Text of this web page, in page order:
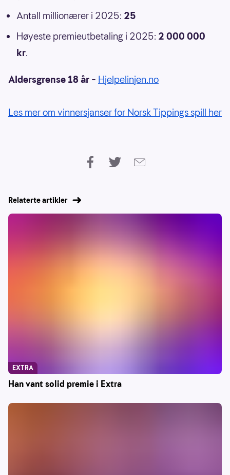
Antall millionærer i 2025: 25
Høyeste premieutbetaling i 2025: 2 000 000
kr.
Aldersgrense 18 år – Hjelpelinjen.no
Les mer om vinnersjanser for Norsk Tippings spill her
Relaterte artikler
Han vant solid premie i Extra
EXTRA